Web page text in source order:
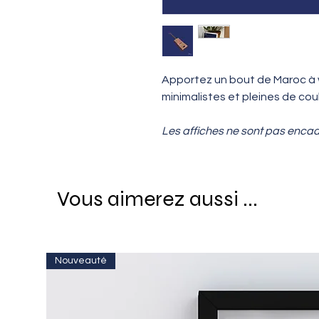
Apportez un bout de Maroc
minimalistes et pleines de
Les affiches ne sont pas
Vous aimerez aussi ...
Nouveauté